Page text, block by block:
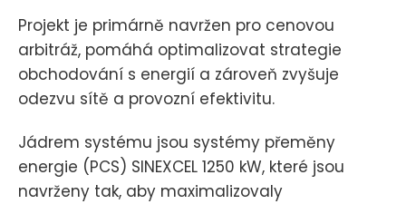
Projekt je primárně navržen pro cenovou
arbitráž, pomáhá optimalizovat strategie
obchodování s energií a zároveň zvyšuje
odezvu sítě a provozní efektivitu.
Jádrem systému jsou systémy přeměny
energie (PCS) SINEXCEL 1250 kW, které jsou
navrženy tak, aby maximalizovaly